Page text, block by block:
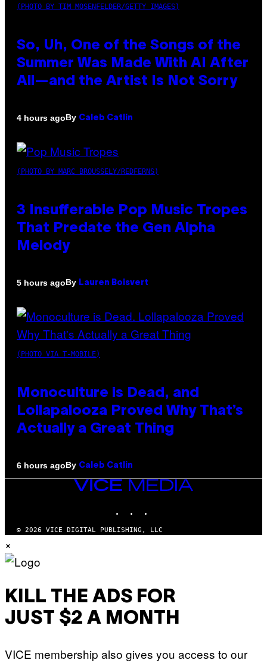
(PHOTO BY TIM MOSENFELDER/GETTY IMAGES)
So, Uh, One of the Songs of the
Summer Was Made With AI After
All—and the Artist Is Not Sorry
4 hours agoBy Caleb Catlin
(PHOTO BY MARC BROUSSELY/REDFERNS)
3 Insufferable Pop Music Tropes
That Predate the Gen Alpha
Melody
5 hours agoBy Lauren Boisvert
(PHOTO VIA T-MOBILE)
Monoculture is Dead, and
Lollapalooza Proved Why That’s
Actually a Great Thing
6 hours agoBy Caleb Catlin
VICE
© 2026 VICE DIGITAL PUBLISHING, LLC
×
KILL THE ADS FOR
JUST $2 A MONTH
VICE membership also gives you access to our